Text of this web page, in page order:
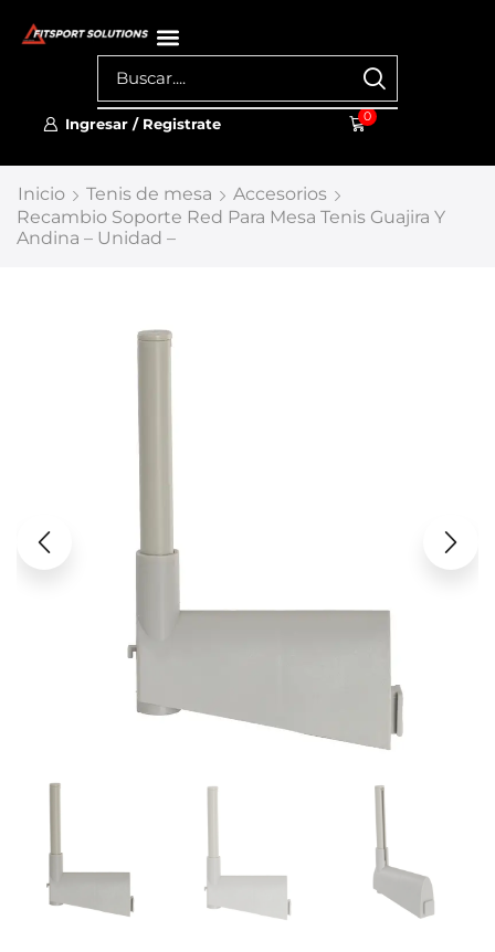
Ingresar / Registrate 0
Inicio Tenis de mesa
Accesorios
Recambio Soporte Red Para Mesa Tenis Guajira Y
Andina – Unidad –